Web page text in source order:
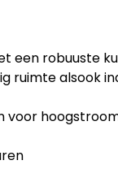
een robuuste
ruimte alsook